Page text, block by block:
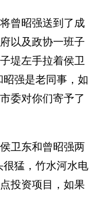
曾昭强送到了成
以及政协一班子
堤左手拉着侯卫
昭强是老同事，如
委对你们寄予了
卫东和曾昭强两
很猛，竹水河水电
投资项目，如果